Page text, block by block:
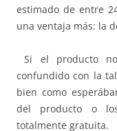
estimado de entre
una ventaja más: la
Si el producto
confundido con la
bien como
del producto o
totalmente gratuita.